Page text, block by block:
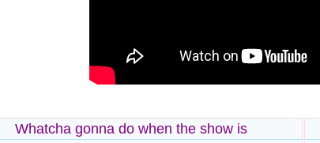
Whatcha gonna do when the show is